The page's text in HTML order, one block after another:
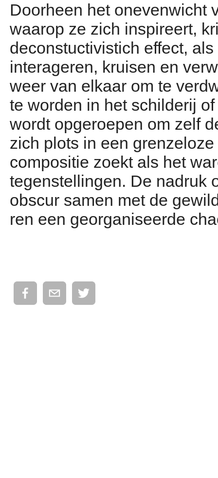
Doorheen het onevenwicht
waarop ze zich inspireert,
deconstuctivistich effect,
interageren, kruisen en
weer van elkaar om te
te worden in het schilderij
wordt opgeroepen om zelf
zich plots in een
compositie zoekt als het
tegenstellingen. De nadruk
obscur samen met de
ren een georganiseerde